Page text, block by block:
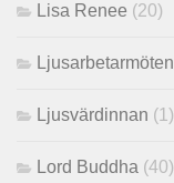
Lisa Renee (20)
Ljusarbetarmöten
Ljusvärdinnan (1)
Lord Buddha (40)